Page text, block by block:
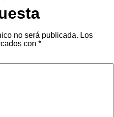
no será publicada. Los
con *